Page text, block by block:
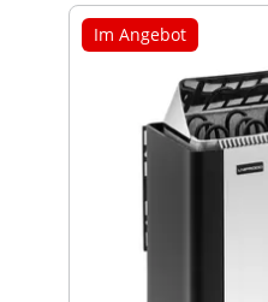
Im Angebot